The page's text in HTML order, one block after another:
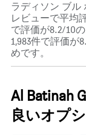
ラディソン ブル
レビューで平均
で評価が8.2/10
1,983件で評価が
めです。
Al Batinah
良いオプ